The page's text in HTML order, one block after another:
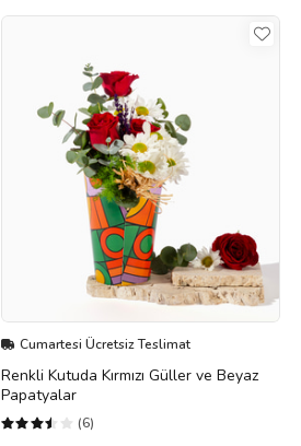
Cumartesi Ücretsiz Teslimat
Renkli Kutuda Kırmızı Güller ve Beyaz
Papatyalar
(6)